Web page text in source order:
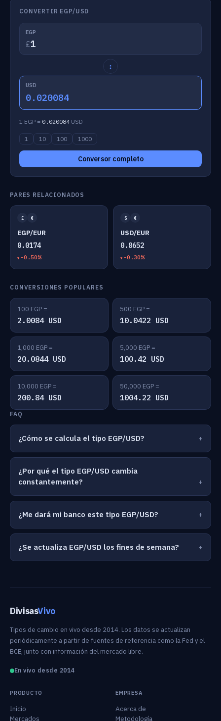
CONVERTIR EGP/USD
EGP
£
↕
USD
0.020084
1 EGP = 0.020084USD
1 10 100 1000
Conversor completo
PARES RELACIONADOS
£ €
EGP/EUR
0.0174
-0.50%
$ €
USD/EUR
0.8652
-0.30%
CONVERSIONES POPULARES
100 EGP =
2.0084 USD
500 EGP =
10.0422 USD
1,000 EGP =
20.0844 USD
5,000 EGP =
100.42 USD
10,000 EGP =
200.84 USD
50,000 EGP =
1004.22 USD
FAQ
¿Cómo se calcula el tipo EGP/USD?
¿Por qué el tipo EGP/USD cambia
constantemente?
¿Me dará mi banco este tipo EGP/USD?
¿Se actualiza EGP/USD los fines de semana?
DivisasVivo
Tipos de cambio en vivo desde 2014. Los datos se actualizan
periódicamente a partir de fuentes de referencia como la Fed y el
BCE, junto con información del mercado libre.
En vivo desde 2014
PRODUCTO
Inicio
Mercados
EMPRESA
Acerca de
Metodología